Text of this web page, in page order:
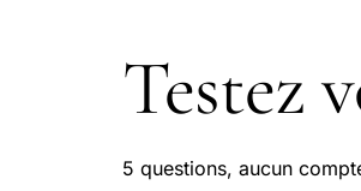
Testez
5 questions, aucun